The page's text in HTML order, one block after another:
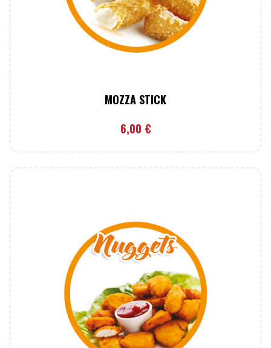
MOZZA STICK
6,00 €